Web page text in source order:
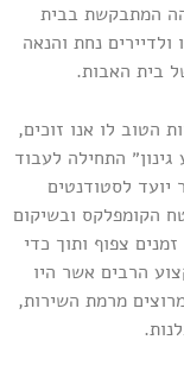
המתבקשת בבית
נחת והנאה
בית האבות.
הטוב לו אנו זוכים,
התחילה לעבוד
לסטודנטים
הקומפלקס ובשיקום
צפוף ותוך כדי
הרבים אשר היו
מרמת השירות,